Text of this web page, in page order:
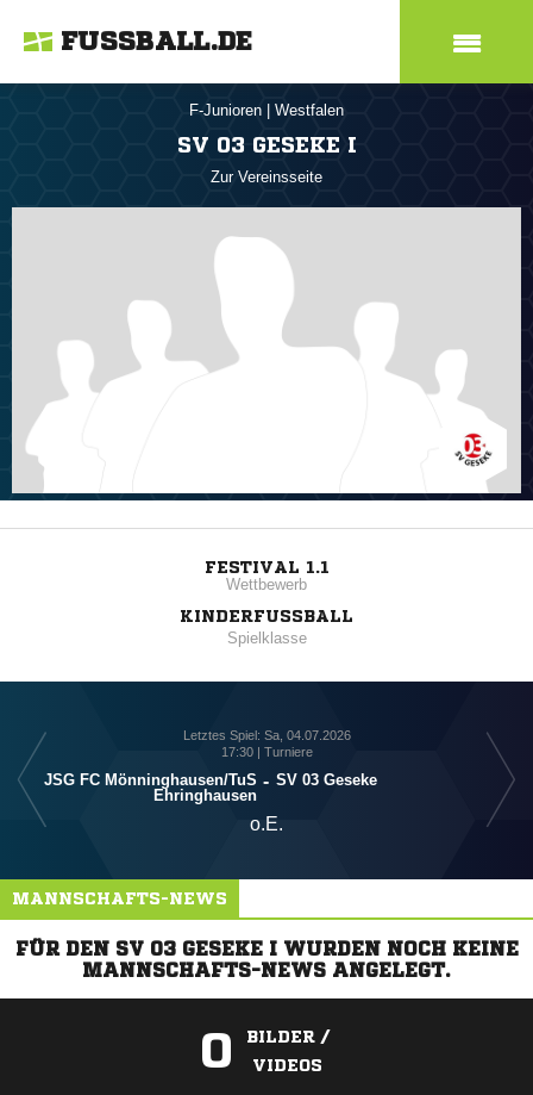
FUSSBALL.DE
F-Junioren Westfalen
SV 03 GESEKE I
Zur Vereinsseite
FESTIVAL 1.1
Wettbewerb
KINDERFUSSBALL
Spielklasse
Letztes Spiel: Sa, 04.07.2026
17:30 | Turniere
JSG FC Mönninghausen/​TuS
Ehringhausen
- SV 03 Geseke
o.E.
MANNSCHAFTS-NEWS
FÜR DEN SV 03 GESEKE I WURDEN NOCH KEINE
MANNSCHAFTS-NEWS ANGELEGT.
0
BILDER /
VIDEOS